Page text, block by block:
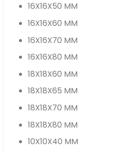
16X16X50 MM
16X16X60 MM
16X16X70 MM
16X16X80 MM
18X18X60 MM
18X18X65 MM
18X18X70 MM
18X18X80 MM
10X10X40 MM